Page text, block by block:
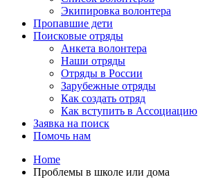
Экипировка волонтера
Пропавшие дети
Поисковые отряды
Анкета волонтера
Наши отряды
Отряды в России
Зарубежные отряды
Как создать отряд
Как вступить в Ассоциацию
Заявка на поиск
Помочь нам
Home
Проблемы в школе или дома